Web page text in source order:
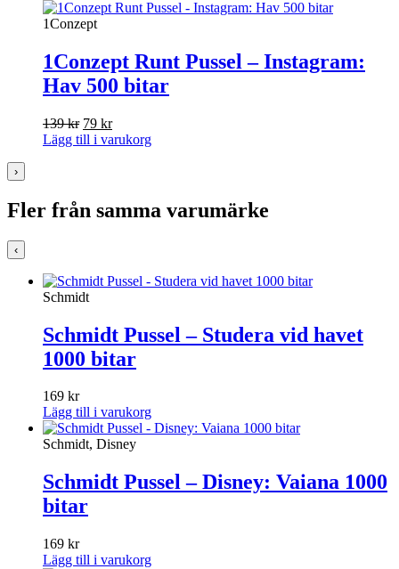
1Conzept
1Conzept Runt Pussel – Instagram:
Hav 500 bitar
139kr Det
ursprungliga
79 krDet
nuvarande
Lägg till i varukorg
›
Fler från samma varumärke
‹
Schmidt
Schmidt Pussel – Studera vid havet
1000 bitar
169 kr
Lägg till i varukorg
Schmidt, Disney
Schmidt Pussel – Disney: Vaiana 1000
bitar
169 kr
Lägg till i varukorg